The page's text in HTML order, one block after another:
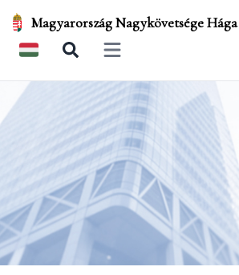
Magyarország Nagykövetsége Hága
Open main menu